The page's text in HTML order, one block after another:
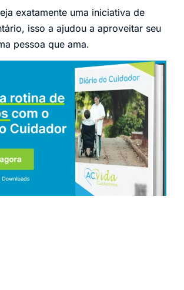
exatamente uma iniciativa de
isso a ajudou a aproveitar seu
pessoa que ama.